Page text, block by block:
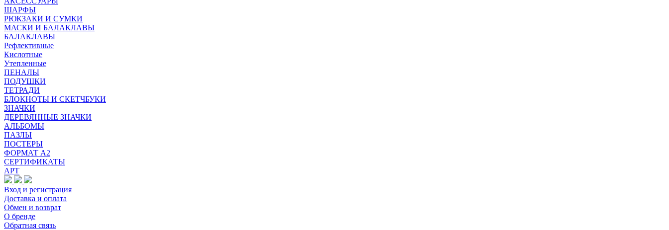
ШАРФЫ
РЮКЗАКИ И СУМКИ
МАСКИ И БАЛАКЛАВЫ
БАЛАКЛАВЫ
Рефлективные
Кислотные
Утепленные
ПЕНАЛЫ
ПОДУШКИ
ТЕТРАДИ
БЛОКНОТЫ И СКЕТЧБУКИ
ЗНАЧКИ
ДЕРЕВЯННЫЕ ЗНАЧКИ
АЛЬБОМЫ
ПАЗЛЫ
ПОСТЕРЫ
ФОРМАТ А2
СЕРТИФИКАТЫ
АРТ
Вход и регистрация
Доставка и оплата
Обмен и возврат
О бренде
Обратная связь